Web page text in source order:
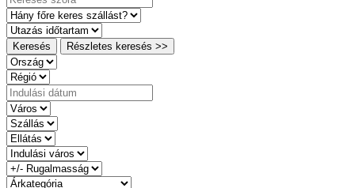
Keresés Részletes keresés >>